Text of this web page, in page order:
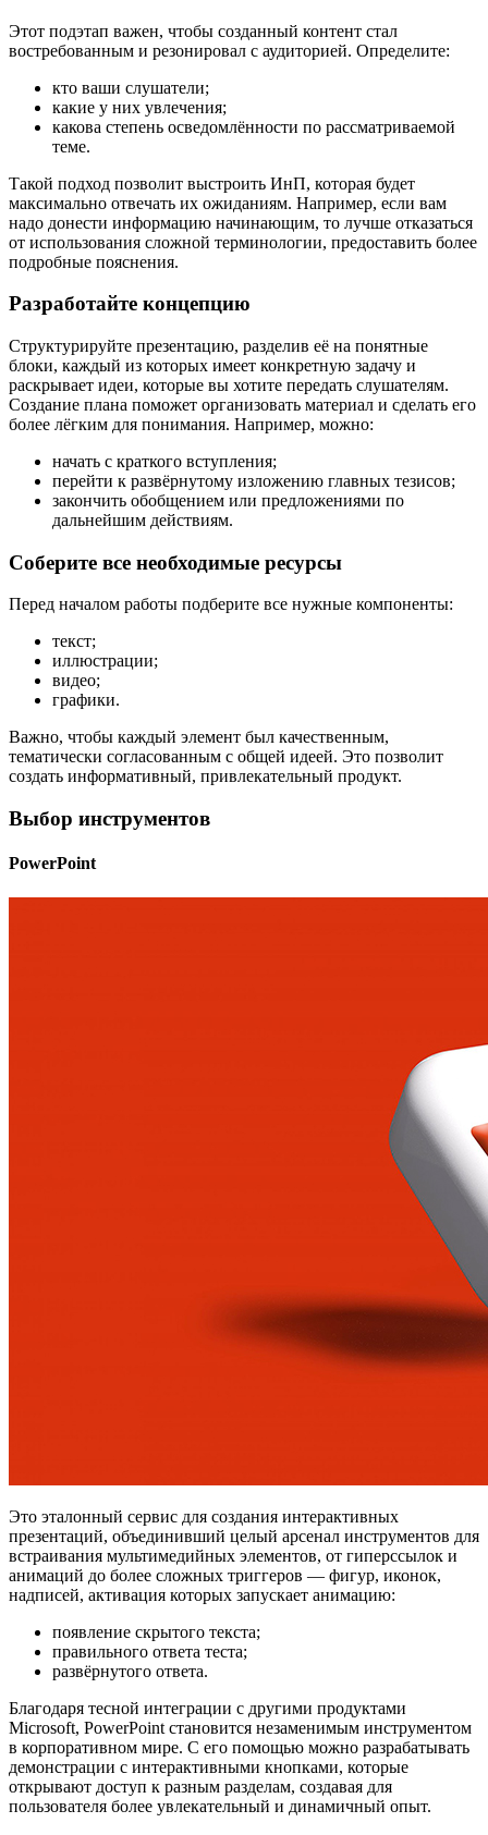
Этот подэтап важен, чтобы созданный контент стал
востребованным и резонировал с аудиторией. Определите:
кто ваши слушатели;
какие у них увлечения;
какова степень осведомлённости по рассматриваемой
теме.
Такой подход позволит выстроить ИнП, которая будет
максимально отвечать их ожиданиям. Например, если вам
надо донести информацию начинающим, то лучше отказаться
от использования сложной терминологии, предоставить более
подробные пояснения.
Разработайте концепцию
Структурируйте презентацию, разделив её на понятные
блоки, каждый из которых имеет конкретную задачу и
раскрывает идеи, которые вы хотите передать слушателям.
Создание плана поможет организовать материал и сделать его
более лёгким для понимания. Например, можно:
начать с краткого вступления;
перейти к развёрнутому изложению главных тезисов;
закончить обобщением или предложениями по
дальнейшим действиям.
Соберите все необходимые ресурсы
Перед началом работы подберите все нужные компоненты:
текст;
иллюстрации;
видео;
графики.
Важно, чтобы каждый элемент был качественным,
тематически согласованным с общей идеей. Это позволит
создать информативный, привлекательный продукт.
Выбор инструментов
PowerPoint
Это эталонный сервис для создания интерактивных
презентаций, объединивший целый арсенал инструментов для
встраивания мультимедийных элементов, от гиперссылок и
анимаций до более сложных триггеров — фигур, иконок,
надписей, активация которых запускает анимацию:
появление скрытого текста;
правильного ответа теста;
развёрнутого ответа.
Благодаря тесной интеграции с другими продуктами
Microsoft, PowerPoint становится незаменимым инструментом
в корпоративном мире. С его помощью можно разрабатывать
демонстрации с интерактивными кнопками, которые
открывают доступ к разным разделам, создавая для
пользователя более увлекательный и динамичный опыт.